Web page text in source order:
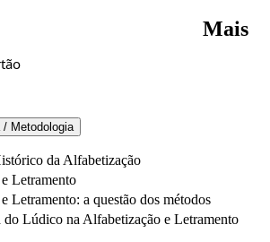
Mais
/ Metodologia
da Alfabetização
Letramento
Letramento: a questão dos métodos
Lúdico na Alfabetização e Letramento